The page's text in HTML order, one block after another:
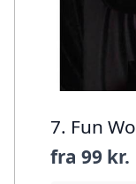
7. Fun
fra 99 kr.